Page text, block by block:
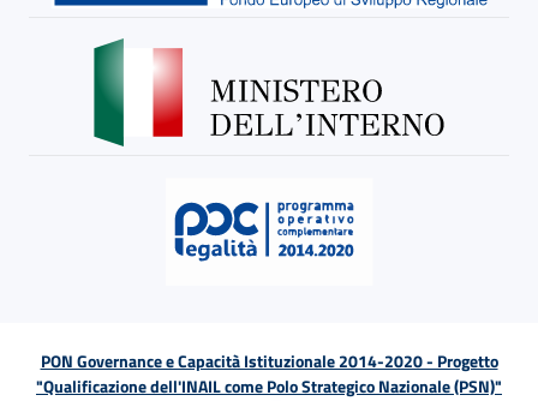
PON Governance e Capacità Istituzionale 2014-2020 - Progetto
"Qualificazione dell'INAIL come Polo Strategico Nazionale (PSN)"